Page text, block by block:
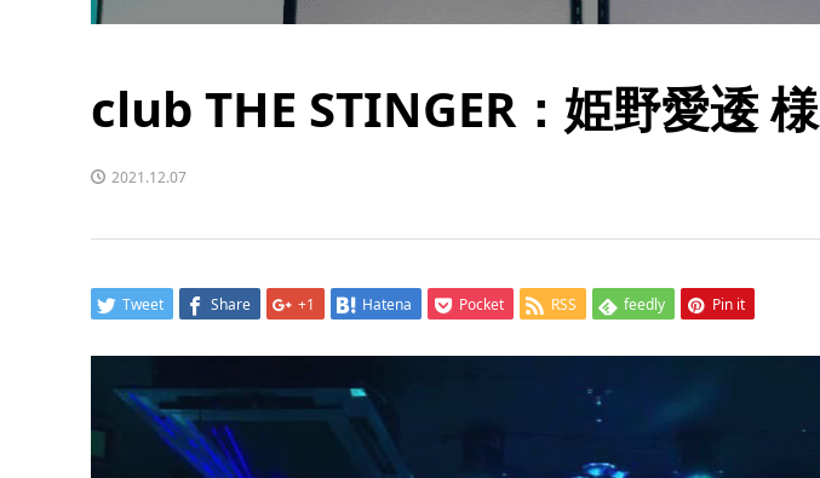
club THE STINGER：姫野愛逶 様
2021.12.07
Tweet Share +1 Hatena Pocket RSS feedly Pin it